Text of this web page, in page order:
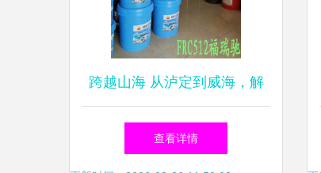
跨越山海 从泸定到威海，解
析专用清洗剂与乳化油的生产
查看详情